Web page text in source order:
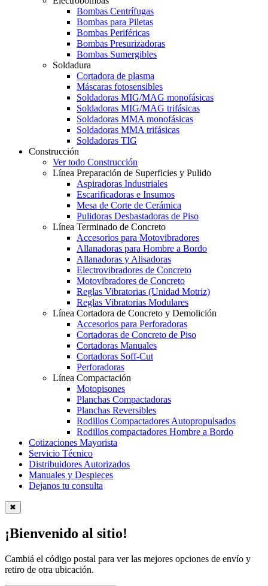
Bombas Centrífugas
Bombas para Piletas
Bombas Periféricas
Bombas Presurizadoras
Bombas Sumergibles
Soldadura
Cortadora de plasma
Máscaras fotosensibles
Soldadoras MIG/MAG monofásicas
Soldadoras MIG/MAG trifásicas
Soldadoras MMA monofásicas
Soldadoras MMA trifásicas
Soldadoras TIG
Construcción
Ver todo Construcción
Línea Preparación de Superficies y Pulido
Aspiradoras Industriales
Escarificadoras e Insumos
Mesa de Corte de Cerámica
Pulidoras Desbastadoras de Piso
Línea Terminado de Concreto
Accesorios para Motovibradores
Allanadoras para Hombre a Bordo
Allanadoras y Alisadoras
Electrovibradores de Concreto
Motovibradores de Concreto
Reglas Vibratorias (Unidad Motriz)
Reglas Vibratorias Modulares
Línea Cortadora de Concreto y Demolición
Accesorios para Perforadoras
Cortadoras de Concreto de Piso
Cortadoras Manuales
Cortadoras Soff-Cut
Perforadoras
Línea Compactación
Motopisones
Planchas Compactadoras
Planchas Reversibles
Rodillos Compactadores Autopropulsados
Rodillos compactadores Hombre a Bordo
Cotizaciones Mayorista
Servicio Técnico
Distribuidores Autorizados
Manuales y Despieces
Dejanos tu consulta
✖
¡Bienvenido al sitio!
Cambiá el código postal para ver las mejores opciones de envío y
retiro de otra ubicación.